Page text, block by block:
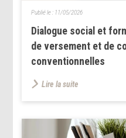
Dialogue social et
de versement et de
conventionnelles
Publié le : 11/05/2026
Lire la suite